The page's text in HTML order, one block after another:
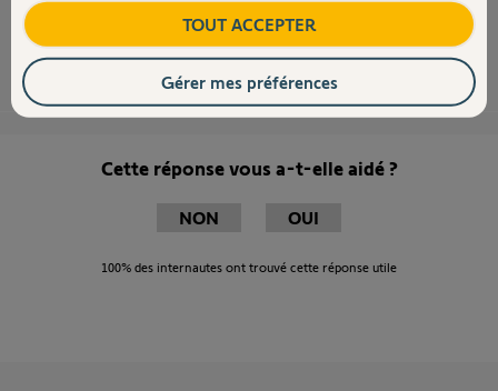
Gladys B. il y a environ 12 ans
Cette réponse vous a-t-elle aidé ?
NON OUI
100% des internautes ont trouvé cette réponse utile
TOUT ACCEPTER
Gérer mes préférences